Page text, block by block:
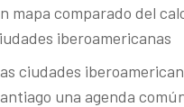
mapa comparado del
iberoamericanas
ciudades
una agenda